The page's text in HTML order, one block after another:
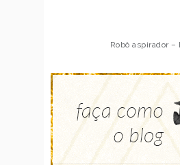
Robô aspirador –